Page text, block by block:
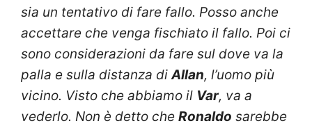
sia un tentativo di fare fallo. Posso anche
accettare che venga fischiato il fallo. Poi ci
sono considerazioni da fare sul dove va la
palla e sulla distanza diAllan, l’uomo più
vicino. Visto che abbiamo il Var, va a
vederlo. Non è detto che Ronaldo sarebbe